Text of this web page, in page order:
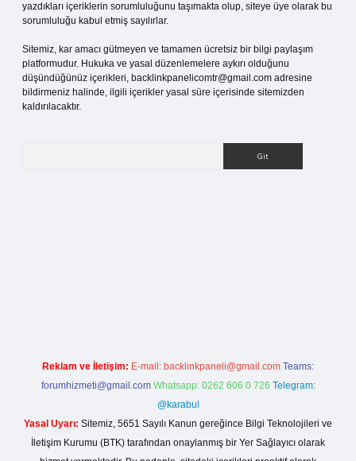
yazdıkları içeriklerin sorumluluğunu taşımakta olup, siteye üye olarak bu
sorumluluğu kabul etmiş sayılırlar.
Sitemiz, kar amacı gütmeyen ve tamamen ücretsiz bir bilgi paylaşım
platformudur. Hukuka ve yasal düzenlemelere aykırı olduğunu
düşündüğünüz içerikleri, backlinkpanelicomtr@gmail.com adresine
bildirmeniz halinde, ilgili içerikler yasal süre içerisinde sitemizden
kaldırılacaktır.
Reklam ve İletişim: E-mail: backlinkpaneli@gmail.com Teams:
forumhizmeti@gmail.com Whatsapp: 0262 606 0 726 Telegram:
@karabul
Yasal Uyarı: Sitemiz, 5651 Sayılı Kanun gereğince Bilgi Teknolojileri ve
İletişim Kurumu (BTK) tarafından onaylanmış bir Yer Sağlayıcı olarak